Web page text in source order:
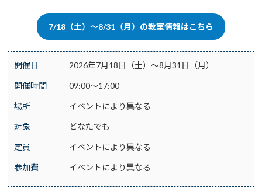
7/18（土）～8/31（月）の教室情報はこちら
開催日 2026年7月18日（土）～8月31日（月）
開催時間 09:00～17:00
場所 イベントにより異なる
対象 どなたでも
定員 イベントにより異なる
参加費 イベントにより異なる